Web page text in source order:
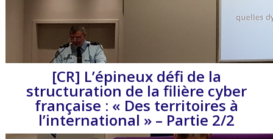
[CR] L’épineux défi de la
structuration de la filière cyber
française : « Des territoires à
l’international » – Partie 2/2